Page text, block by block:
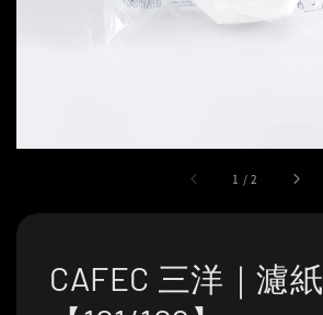
1 /2
CAFEC 三洋｜濾紙